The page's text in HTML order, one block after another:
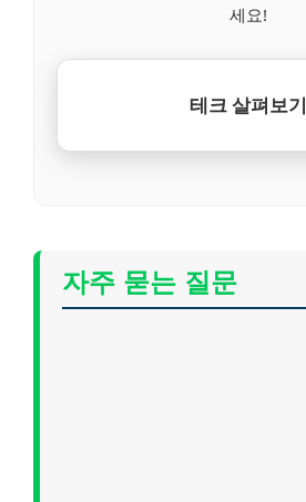
세요!
테크 살펴보기
자주 묻는 질문